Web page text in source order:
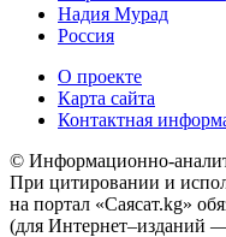
Надия Мурад
Россия
О проекте
Карта сайта
Контактная
© Информационно-
При цитировании и
на портал «Саясат.kg»
(для Интернет–изданий